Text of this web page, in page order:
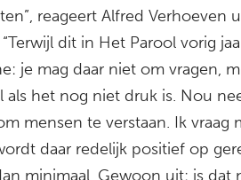
reageert Alfred Verhoeven
“Terwijl dit in Het Parool vorig
je mag daar niet om vragen,
als het nog niet druk is. Nou
mensen te verstaan. Ik vraag
daar redelijk positief op
minimaal. Gewoon uit: is dat